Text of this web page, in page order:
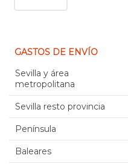
GASTOS DE ENVÍO
Sevilla y área
metropolitana
Sevilla resto provincia
Península
Baleares